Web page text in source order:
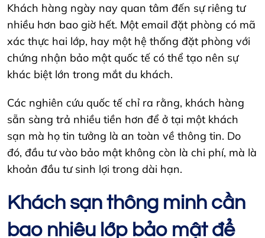
Khách hàng ngày nay quan tâm đến sự riêng tư
nhiều hơn bao giờ hết. Một email đặt phòng có mã
xác thực hai lớp, hay một hệ thống đặt phòng với
chứng nhận bảo mật quốc tế có thể tạo nên sự
khác biệt lớn trong mắt du khách.
Các nghiên cứu quốc tế chỉ ra rằng, khách hàng
sẵn sàng trả nhiều tiền hơn để ở tại một khách
sạn mà họ tin tưởng là an toàn về thông tin. Do
đó, đầu tư vào bảo mật không còn là chi phí, mà là
khoản đầu tư sinh lợi trong dài hạn.
Khách sạn thông minh cần
bao nhiêu lớp bảo mật để